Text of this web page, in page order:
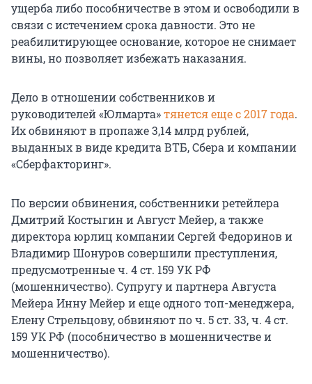
ущерба либо пособничестве в этом и освободили в
связи с истечением срока давности. Это не
реабилитирующее основание, которое не снимает
вины, но позволяет избежать наказания.
Дело в отношении собственников и
руководителей «Юлмарта»тянется еще с 2017 года.
Их обвиняют в пропаже 3,14 млрд рублей,
выданных в виде кредита ВТБ, Сбера и компании
«Сберфакторинг».
По версии обвинения, собственники ретейлера
Дмитрий Костыгин и Август Мейер, а также
директора юрлиц компании Сергей Федоринов и
Владимир Шонуров совершили преступления,
предусмотренные ч. 4 ст. 159 УК РФ
(мошенничество). Супругу и партнера Августа
Мейера Инну Мейер и еще одного топ-менеджера,
Елену Стрельцову, обвиняют по ч. 5 ст. 33, ч. 4 ст.
159 УК РФ (пособничество в мошенничестве и
мошенничество).